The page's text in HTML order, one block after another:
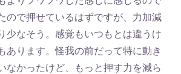
ので押せているはずですが、力加減
少なそう。感覚もいつもとは違うけ
あります。怪我の前だって特に動き
なかったけど、もっと押す力を減ら